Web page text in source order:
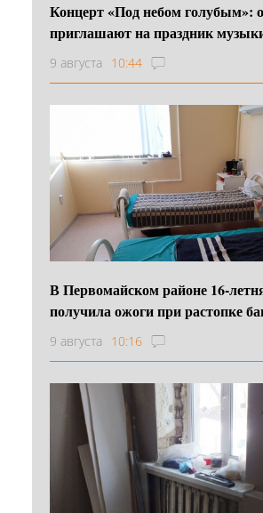
Концерт «Под небом голубым»:
приглашают на праздник
9 августа 10:44
В Первомайском районе
получила ожоги при растопке
9 августа 10:16